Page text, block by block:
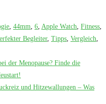
, 44mm, 6, Apple Watch, Fitness,
Begleiter, Tipps, Vergleich,
der Menopause? Finde die
und Hitzewallungen – Was